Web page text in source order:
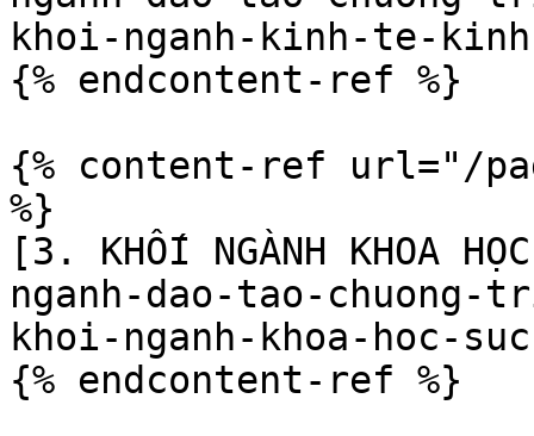
khoi-nganh-kinh-te-
{% endcontent-ref %}
{% content-ref url="/
%}
[3. KHỐI NGÀNH KHOA
nganh-dao-tao-
khoi-nganh-khoa-hoc-
{% endcontent-ref %}